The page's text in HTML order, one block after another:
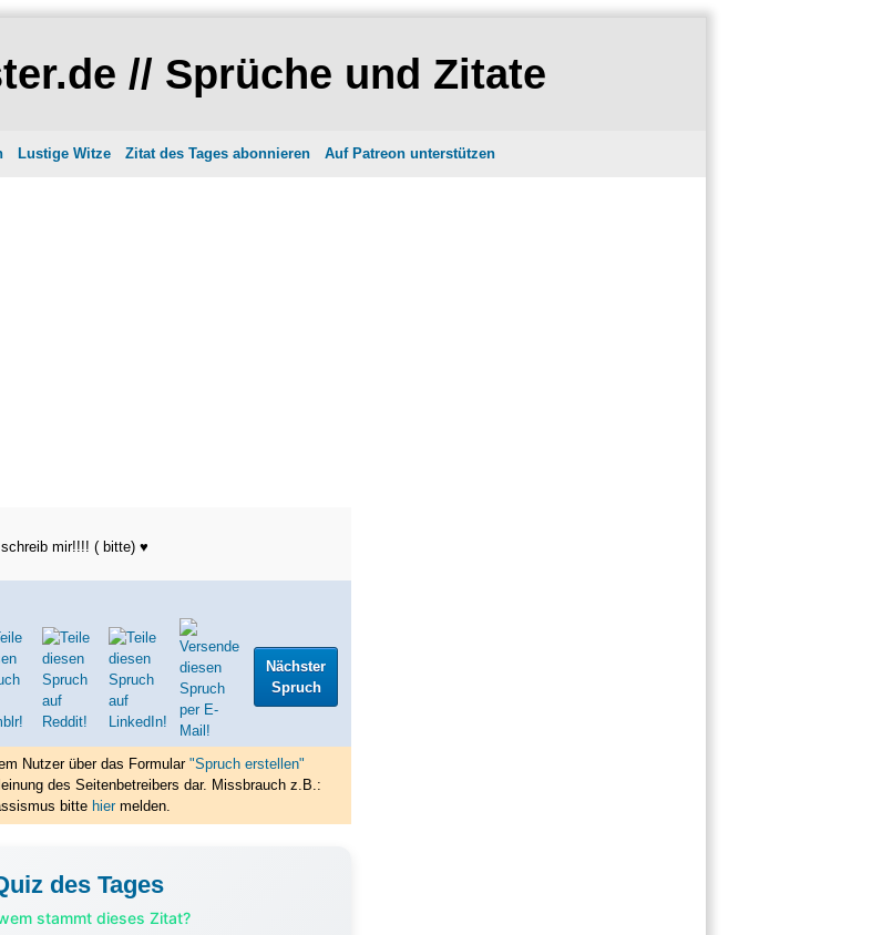
// Sprüche und Zitate
Lustige Witze Zitat des Tages abonnieren Auf Patreon unterstützen
mir!!!! ( bitte) ♥
Nächster
Spruch
Nutzer über das Formular "Spruch erstellen"
des Seitenbetreibers dar. Missbrauch z.B.:
bitte hiermelden.
des Tages
stammt dieses Zitat?